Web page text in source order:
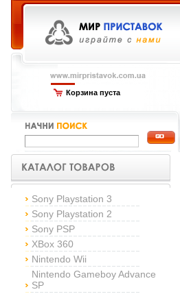
Корзина пуста
Sony Playstation 3
Sony Playstation 2
Sony PSP
XBox 360
Nintendo Wii
Nintendo Gameboy Advance
SP